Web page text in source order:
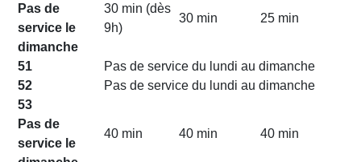
Pas de
service le
dimanche
30 min (dès
9h)
30 min 25 min
51
Pas de service du lundi au dimanche
52
Pas de service du lundi au dimanche
53
Pas de
service le
40 min 40 min 40 min